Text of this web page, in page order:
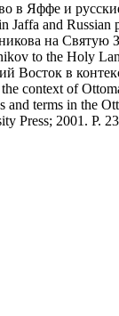
в Яффе и
Jaffa and
на Святую
to the Holy
Восток в
context of
terms in the
Press; 2001. P.